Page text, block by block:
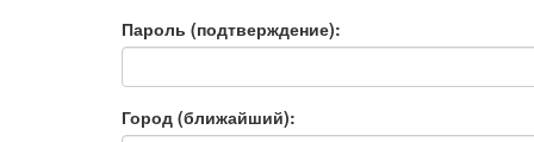
Пароль (подтверждение):
Город (ближайший):